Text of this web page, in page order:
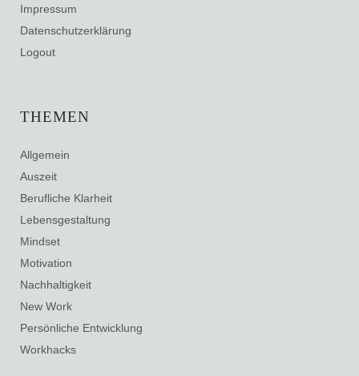
Impressum
Datenschutzerklärung
Logout
THEMEN
Allgemein
Auszeit
Berufliche Klarheit
Lebensgestaltung
Mindset
Motivation
Nachhaltigkeit
New Work
Persönliche Entwicklung
Workhacks